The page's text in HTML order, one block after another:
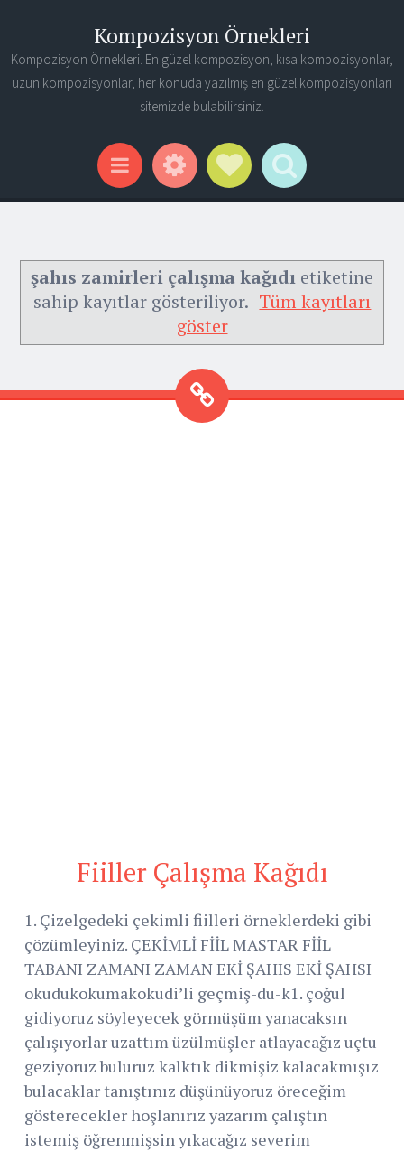
Kompozisyon Örnekleri
Kompozisyon Örnekleri. En güzel kompozisyon, kısa kompozisyonlar,
uzun kompozisyonlar, her konuda yazılmış en güzel kompozisyonları
sitemizde bulabilirsiniz.
Menu WidgetsSocial Links
Search
şahıs zamirleri çalışma kağıdı etiketine
sahip kayıtlar gösteriliyor. Tüm kayıtları
göster
Fiiller Çalışma Kağıdı
1. Çizelgedeki çekimli fiilleri örneklerdeki gibi
çözümleyiniz. ÇEKİMLİ FİİL MASTAR FİİL
TABANI ZAMANI ZAMAN EKİ ŞAHIS EKİ ŞAHSI
okudukokumakokudi’li geçmiş-du-k1. çoğul
gidiyoruz söyleyecek görmüşüm yanacaksın
çalışıyorlar uzattım üzülmüşler atlayacağız uçtu
geziyoruz buluruz kalktık dikmişiz kalacakmışız
bulacaklar tanıştınız düşünüyoruz öreceğim
gösterecekler hoşlanırız yazarım çalıştın
istemiş öğrenmişsin yıkacağız severim